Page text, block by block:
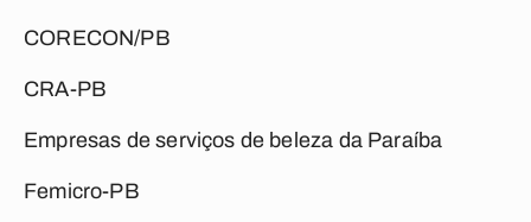
CORECON/PB
CRA-PB
Empresas de serviços de beleza da Paraíba
Femicro-PB